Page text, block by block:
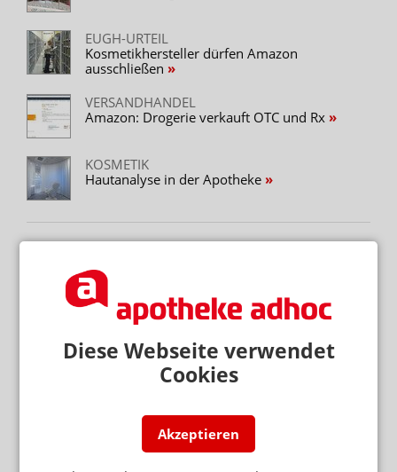
Diese Webseite verwendet
Cookies
Akzeptieren
EUGH-URTEIL
Kosmetikhersteller dürfen Amazon
ausschließen
VERSANDHANDEL
Amazon: Drogerie verkauft OTC und Rx
KOSMETIK
Hautanalyse in der Apotheke
Mehr zum Thema
VORSICHT BEI SILYCHRISTIN ODER CHOLIN
Schilddrüse: DGE warnt vor NEM
NAHRUNGSERGÄNZUNGSMITTEL
Milliardendeal: P&G kauft Thorne
Tromcardin complex: Abweichung bei B1-Gehalt